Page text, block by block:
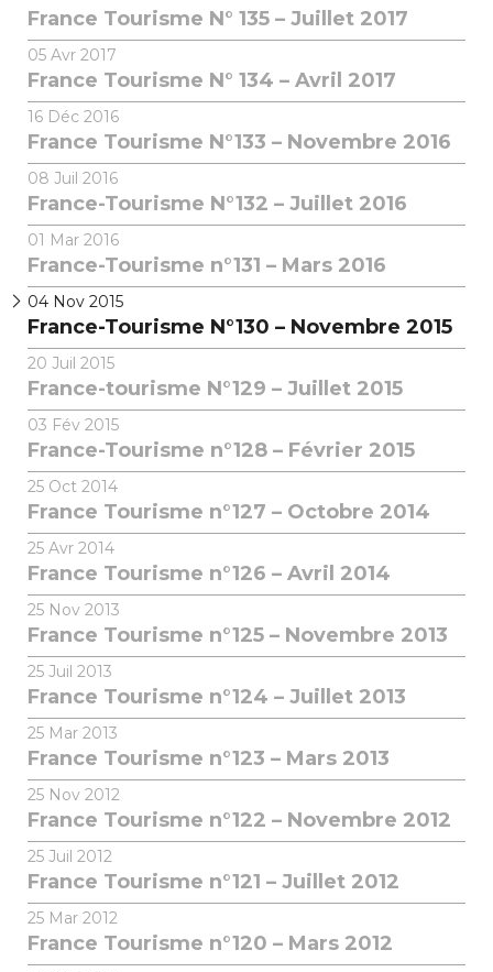
France Tourisme N° 135 – Juillet 2017
05 Avr 2017
France Tourisme N° 134 – Avril 2017
16 Déc 2016
France Tourisme N°133 – Novembre 2016
08 Juil 2016
France-Tourisme N°132 – Juillet 2016
01 Mar 2016
France-Tourisme n°131 – Mars 2016
04 Nov 2015
France-Tourisme N°130 – Novembre 2015
20 Juil 2015
France-tourisme N°129 – Juillet 2015
03 Fév 2015
France-Tourisme n°128 – Février 2015
25 Oct 2014
France Tourisme n°127 – Octobre 2014
25 Avr 2014
France Tourisme n°126 – Avril 2014
25 Nov 2013
France Tourisme n°125 – Novembre 2013
25 Juil 2013
France Tourisme n°124 – Juillet 2013
25 Mar 2013
France Tourisme n°123 – Mars 2013
25 Nov 2012
France Tourisme n°122 – Novembre 2012
25 Juil 2012
France Tourisme n°121 – Juillet 2012
25 Mar 2012
France Tourisme n°120 – Mars 2012